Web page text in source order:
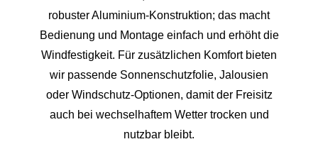
robuster Aluminium‑Konstruktion; das macht
Bedienung und Montage einfach und erhöht die
Windfestigkeit. Für zusätzlichen Komfort bieten
wir passende Sonnenschutzfolie, Jalousien
oder Windschutz-Optionen, damit der Freisitz
auch bei wechselhaftem Wetter trocken und
nutzbar bleibt.